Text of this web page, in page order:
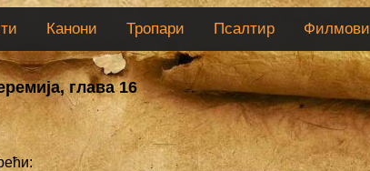
Канони Тропари Псалтир Филмови
глава 16